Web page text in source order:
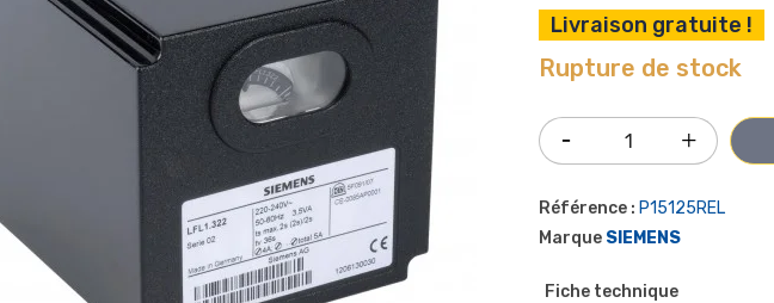
Livraison gratuite !
Rupture de stock
Référence : P15125REL
Marque SIEMENS
Fiche technique